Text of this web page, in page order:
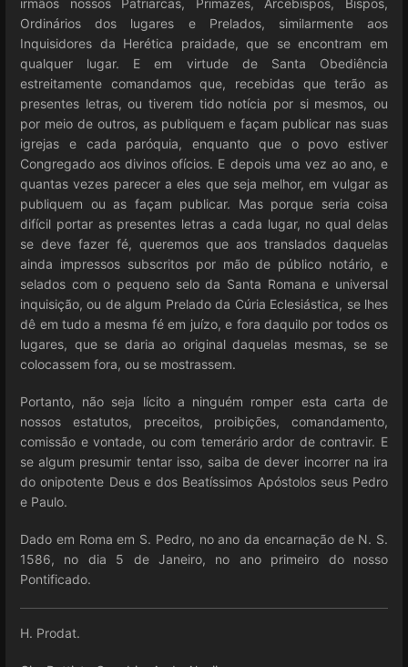
irmãos nossos Patriarcas, Primazes, Arcebispos, Bispos,
Ordinários dos lugares e Prelados, similarmente aos
Inquisidores da Herética praidade, que se encontram em
qualquer lugar. E em virtude de Santa Obediência
estreitamente comandamos que, recebidas que terão as
presentes letras, ou tiverem tido notícia por si mesmos, ou
por meio de outros, as publiquem e façam publicar nas suas
igrejas e cada paróquia, enquanto que o povo estiver
Congregado aos divinos ofícios. E depois uma vez ao ano, e
quantas vezes parecer a eles que seja melhor, em vulgar as
publiquem ou as façam publicar. Mas porque seria coisa
difícil portar as presentes letras a cada lugar, no qual delas
se deve fazer fé, queremos que aos translados daquelas
ainda impressos subscritos por mão de público notário, e
selados com o pequeno selo da Santa Romana e universal
inquisição, ou de algum Prelado da Cúria Eclesiástica, se lhes
dê em tudo a mesma fé em juízo, e fora daquilo por todos os
lugares, que se daria ao original daquelas mesmas, se se
colocassem fora, ou se mostrassem.
Portanto, não seja lícito a ninguém romper esta carta de
nossos estatutos, preceitos, proibições, comandamento,
comissão e vontade, ou com temerário ardor de contravir. E
se algum presumir tentar isso, saiba de dever incorrer na ira
do onipotente Deus e dos Beatíssimos Apóstolos seus Pedro
e Paulo.
Dado em Roma em S. Pedro, no ano da encarnação de N. S.
1586, no dia 5 de Janeiro, no ano primeiro do nosso
Pontificado.
H. Prodat.